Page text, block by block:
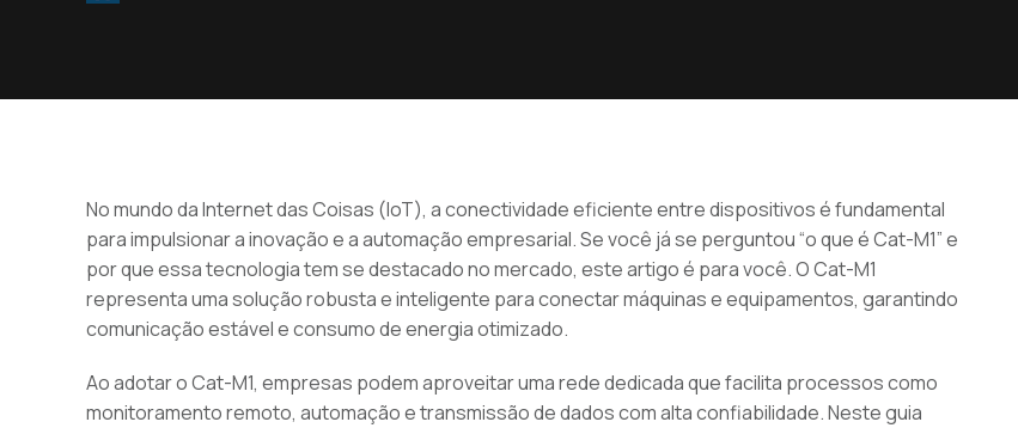
No mundo da Internet das Coisas (IoT), a conectividade eficiente entre dispositivos é fundamental
para impulsionar a inovação e a automação empresarial. Se você já se perguntou “o que é Cat-M1” e
por que essa tecnologia tem se destacado no mercado, este artigo é para você. O Cat-M1
representa uma solução robusta e inteligente para conectar máquinas e equipamentos, garantindo
comunicação estável e consumo de energia otimizado.
Ao adotar o Cat-M1, empresas podem aproveitar uma rede dedicada que facilita processos como
monitoramento remoto, automação e transmissão de dados com alta confiabilidade. Neste guia